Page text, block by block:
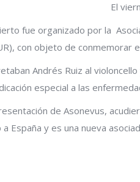
El
fue organizado por la
con objeto de conmemorar
Andrés Ruiz al violoncello
especial a las
de Asonevus,
a España y es una nueva